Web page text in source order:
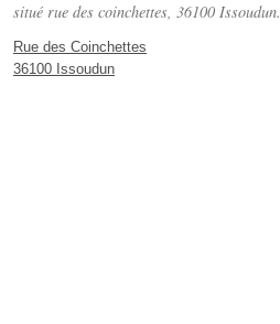
situé rue des coinchettes, 36100 Issoudun.
Rue des Coinchettes
36100 Issoudun